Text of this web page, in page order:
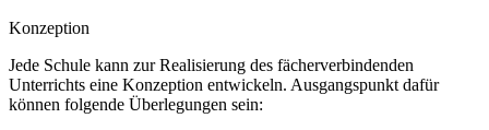
Konzeption
Jede Schule kann zur Realisierung des fächerverbindenden
Unterrichts eine Konzeption entwickeln. Ausgangspunkt dafür
können folgende Überlegungen sein: